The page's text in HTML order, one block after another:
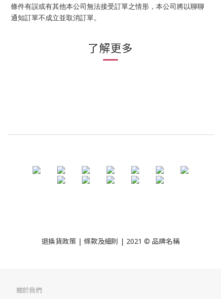
條件有誤或有其他本公司無法接受訂單之情形，本公司將以聊聊
通知訂單不成立並取消訂單。
了解更多
退換貨政策 | 條款及細則 | 2021 © 品牌名稱
關於我們